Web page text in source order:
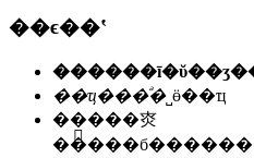
��ϵ��ʽ
��ҵ���ͣ�˽ӫ��ҵ
��ַ���㶫